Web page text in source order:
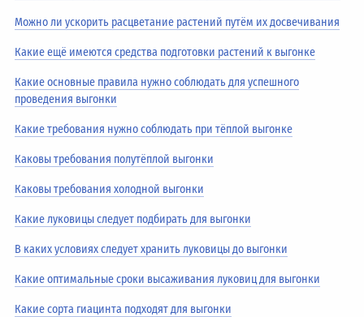
Можно ли ускорить расцветание растений путём их досвечивания
Какие ещё имеются средства подготовки растений к выгонке
Какие основные правила нужно соблюдать для успешного
проведения выгонки
Какие требования нужно соблюдать при тёплой выгонке
Каковы требования полутёплой выгонки
Каковы требования холодной выгонки
Какие луковицы следует подбирать для выгонки
В каких условиях следует хранить луковицы до выгонки
Какие оптимальные сроки высаживания луковиц для выгонки
Какие сорта гиацинта подходят для выгонки